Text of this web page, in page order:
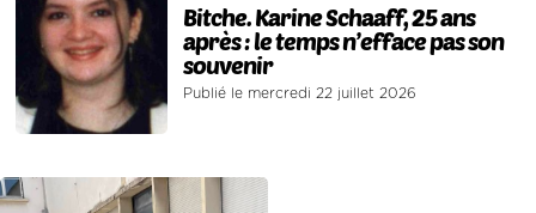
Bitche. Karine Schaaff, 25 ans
après : le temps n’efface pas son
souvenir
Publié le mercredi 22 juillet 2026